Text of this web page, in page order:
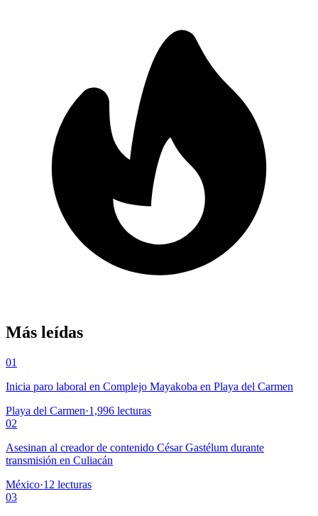
Más leídas
01
Inicia paro laboral en Complejo Mayakoba en Playa del Carmen
Playa del Carmen·1,996 lecturas
02
Asesinan al creador de contenido César Gastélum durante
transmisión en Culiacán
México·12 lecturas
03